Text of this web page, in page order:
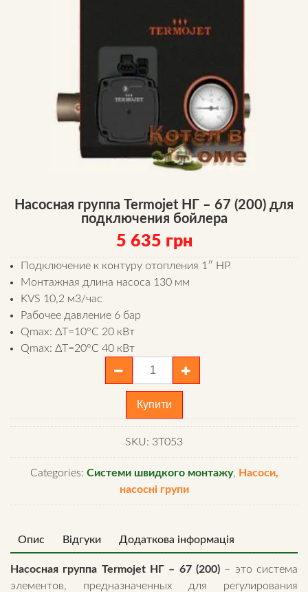
Насосная группа Termojet НГ – 67 (200) для
подключения бойлера
5 635 грн
Подключение к контуру отопления 1″ НР
Монтажная длина насоса 130 мм
KVS 10,2 м3/час
Рабочее давление 6 бар
Qmax: ΔT=10°C 20 кВт
Qmax: ΔT=20°C 40 кВт
Насосная
-
для
подключения
Купити
SKU: 3T053
Categories: Системи швидкого монтажу, Насоси,
насосні групи
Опис Відгуки Додаткова інформація
Насосная группа Termojet НГ – 67 (200) – это система
элементов, предназначенных для регулирования